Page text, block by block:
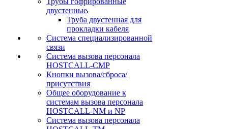
двустенные
Труба двустенная для
прокладки кабеля
Система специализированной
связи
Cистема вызова персонала
HOSTCALL-CMP
Кнопки вызова/сброса/
присутствия
Общее оборудование к
системам вызова персонала
HOSTCALL-NM и NP
Система вызова персонала